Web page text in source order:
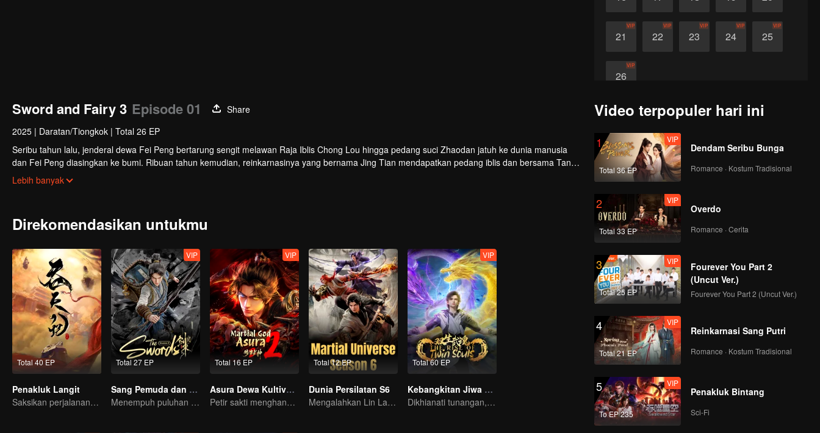
21
VIP
22
VIP
23
VIP
24
VIP
25
VIP
26
VIP
Sword and Fairy 3 Episode 01
Share
2025 | Daratan/Tiongkok | Total 26 EP
Seribu tahun lalu, jenderal dewa Fei Peng bertarung sengit melawan Raja Iblis Chong Lou hingga pedang suci Zhaodan jatuh ke dunia manusia
dan Fei Peng diasingkan ke bumi. Ribuan tahun kemudian, reinkarnasinya yang bernama Jing Tian mendapatkan pedang iblis dan bersama Tang
Xuejian, Xu Changqing, serta Zi Xuan memulai petualangan untuk mengumpulkan Lima Mutiara Roh demi menyegel kembali Menara Pengurung
Iblis yang kembali bergejolak.
Lebih banyak
Direkomendasikan untukmu
Total 40 EP
Penakluk Langit
Saksikan perjalanannya dari manusia biasa jadi Dewa abadi!
Total 27 EP
VIP
Sang Pemuda dan Pedang Takdir S2
Menempuh puluhan ribu langkah demi melayangkan sejuta pukulan!
Total 16 EP
VIP
Asura Dewa Kultivator S2
Petir sakti menghancurkan semua musuh, dan kapak dahsyatnya mengguncang seluruh negeri.
Total 12 EP
Dunia Persilatan S6
Mengalahkan Lin Langtian, meraih gelar juara.
Total 60 EP
VIP
Kebangkitan Jiwa Ganda
Dikhianati tunangan, Lin Fan kembali dengan kekuatan iblis dan dendam!
Video terpopuler hari ini
1
Total 36 EP
VIP
Dendam Seribu Bunga
Romance · Kostum Tradisional
2
Total 33 EP
VIP
Overdo
Romance · Cerita
3
Total 25 EP
VIP
Fourever You Part 2
(Uncut Ver.)
Fourever You Part 2 (Uncut Ver.)
4
Total 21 EP
VIP
Reinkarnasi Sang Putri
Romance · Kostum Tradisional
5
To EP 235
VIP
Penakluk Bintang
Sci-Fi